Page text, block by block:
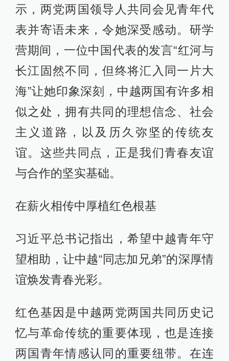
示，两党两国领导人共同会见青年代
表并寄语未来，令她深受感动。研学
营期间，一位中国代表的发言“红河与
长江固然不同，但终将汇入同一片大
海”让她印象深刻，中越两国有许多相
似之处，拥有共同的理想信念、社会
主义道路，以及历久弥坚的传统友
谊。这些共同点，正是我们青春友谊
与合作的坚实基础。
在薪火相传中厚植红色根基
习近平总书记指出，希望中越青年守
望相助，让中越“同志加兄弟”的深厚情
谊焕发青春光彩。
红色基因是中越两党两国共同历史记
忆与革命传统的重要体现，也是连接
两国青年情感认同的重要纽带。在连